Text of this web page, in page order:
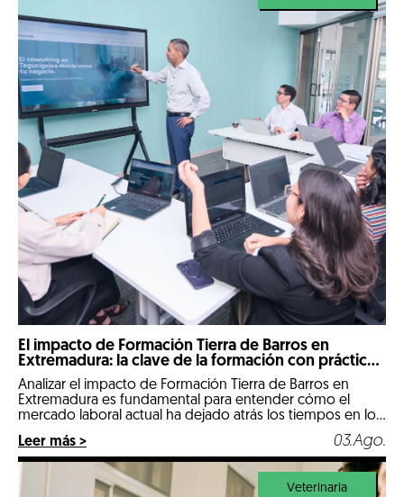
El impacto de Formación Tierra de Barros en
Extremadura: la clave de la formación con prácticas
reales
Analizar el impacto de Formación Tierra de Barros en
Extremadura es fundamental para entender cómo el
mercado laboral actual ha dejado atrás los tiempos en los
que un expediente puramente teórico abría las puertas
de las mejores empresas. Llegados a 2026, nos
encontramos en un escenario hipercompetitivo, marcado
por la digitalización de la industria y […]
Leer más > 03.Ago.
Veterinaria